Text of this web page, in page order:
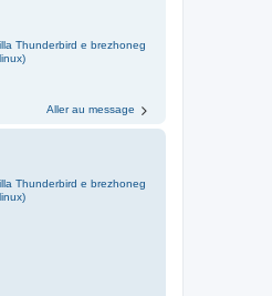
Thunderbird e brezhoneg
Aller au message
Thunderbird e brezhoneg